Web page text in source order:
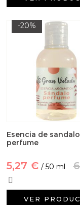
-20%
Esencia de sandalo
perfume
5,27 € / 50 ml
VER
Aceites